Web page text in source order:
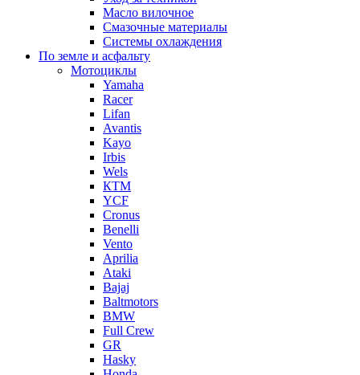
Масло вилочное
Смазочные материалы
Системы охлаждения
По земле и асфальту
Мотоциклы
Yamaha
Racer
Lifan
Avantis
Kayo
Irbis
Wels
КТМ
YCF
Cronus
Benelli
Vento
Aprilia
Ataki
Bajaj
Baltmotors
BMW
Full Crew
GR
Hasky